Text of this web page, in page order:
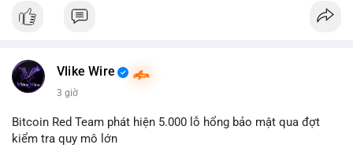
Đánh giá & Khuyến nghị giao dịch: Thị trường đang ở vùng tích
lũy với thanh khoản dồi dào nhưng tâm lý yếu. Nhà đầu tư nên
Chiến lược DCA (trung bình giá) cho các đồng coin chủ chốt
như BTC và ETH có thể được xem xét khi thị trường đang ở
vùng Extreme Fear. Cần theo dõi sát diễn biến TVL và dòng
#extremefear #tvldefi
Vlike Wire
3 giờ
Bitcoin Red Team phát hiện 5.000 lỗ hổng bảo mật qua đợt
kiểm tra quy mô lớn